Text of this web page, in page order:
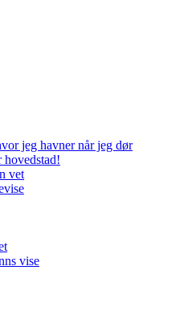
jeg havner når jeg dør
vet
vise